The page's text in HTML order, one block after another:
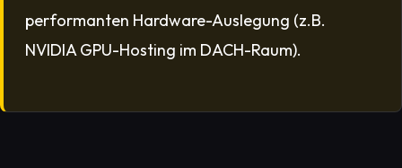
performanten Hardware-Auslegung (z.B.
NVIDIA GPU-Hosting im DACH-Raum).